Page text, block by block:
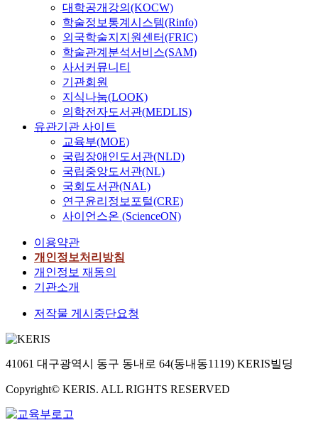
대학공개강의(KOCW)
학술정보통계시스템(Rinfo)
외국학술지지원센터(FRIC)
학술관계분석서비스(SAM)
사서커뮤니티
기관회원
지식나눔(LOOK)
의학전자도서관(MEDLIS)
유관기관 사이트
교육부(MOE)
국립장애인도서관(NLD)
국립중앙도서관(NL)
국회도서관(NAL)
연구윤리정보포털(CRE)
사이언스온 (ScienceON)
이용약관
개인정보처리방침
개인정보 재동의
기관소개
저작물 게시중단요청
41061 대구광역시 동구 동내로 64(동내동1119) KERIS빌딩
Copyright© KERIS. ALL RIGHTS RESERVED